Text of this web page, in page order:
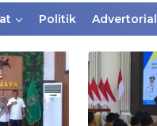
Politik Advertorial